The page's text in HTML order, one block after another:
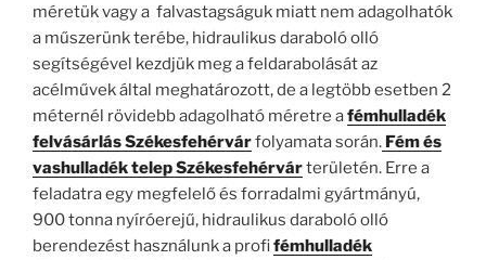
méretük vagy a falvastagságuk miatt nem adagolhatók
a műszerünk terébe, hidraulikus daraboló olló
segítségével kezdjük meg a feldarabolását az
acélművek által meghatározott, de a legtöbb esetben 2
méternél rövidebb adagolható méretre afémhulladék
felvásárlás Székesfehérvárfolyamata során. Fém és
vashulladék telep Székesfehérvárterületén. Erre a
feladatra egy megfelelő és forradalmi gyártmányú,
900 tonna nyíróerejű, hidraulikus daraboló olló
berendezést használunk a profifémhulladék